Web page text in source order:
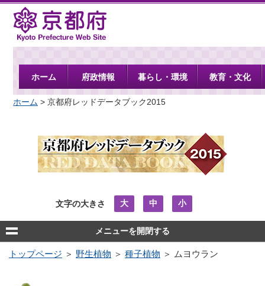
京都府
ホーム 府政情報 暮らし・環境 教育・文化
ホーム > 京都府レッドデータブック2015
文字の大きさ 大 中 小
メニューを開閉する
トップページ ＞ 野生植物 ＞ 種子植物 ＞ ムヨウラン